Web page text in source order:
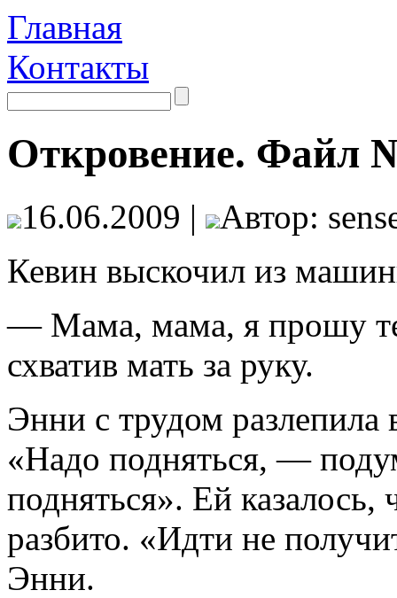
Главная
Контакты
Откровение. Файл
16.06.2009 |
Автор:
Кевин выскочил из
— Мама, мама, я прошу
схватив мать за руку.
Энни с трудом разлепила
«Надо подняться, —
подняться». Ей казалось,
разбито. «Идти не
Энни.